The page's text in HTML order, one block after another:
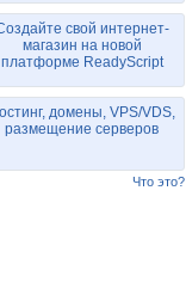
свой интернет-
магазин на новой
платформе ReadyScript
домены, VPS/VDS,
размещение серверов
Что это?